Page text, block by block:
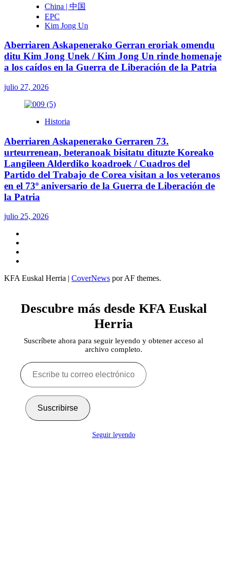
China | 中国
EPC
Kim Jong Un
Aberriaren Askapenerako Gerran eroriak omendu
ditu Kim Jong Unek / Kim Jong Un rinde homenaje
a los caídos en la Guerra de Liberación de la Patria
julio 27, 2026
Historia
Aberriaren Askapenerako Gerraren 73.
urteurrenean, beteranoak bisitatu dituzte Koreako
Langileen Alderdiko koadroek / Cuadros del
Partido del Trabajo de Corea visitan a los veteranos
en el 73º aniversario de la Guerra de Liberación de
la Patria
julio 25, 2026
KFA Euskal Herria | CoverNews por AF themes.
Descubre más desde KFA Euskal
Herria
Suscríbete ahora para seguir leyendo y obtener acceso al
archivo completo.
Escribe
tu
correo
Suscribirse
Seguir leyendo